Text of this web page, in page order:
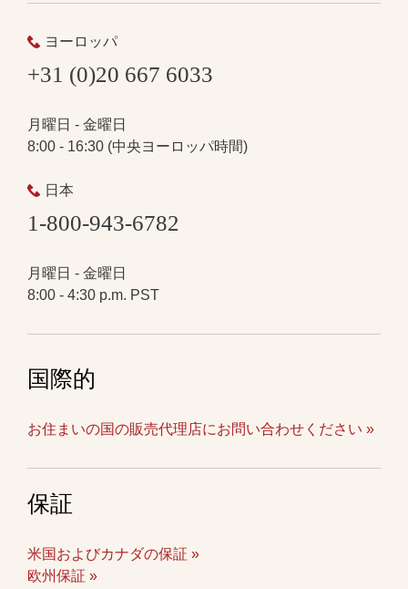
ヨーロッパ
+31 (0)20 667 6033
月曜日 - 金曜日
8:00 - 16:30 (中央ヨーロッパ時間)
日本
1-800-943-6782
月曜日 - 金曜日
8:00 - 4:30 p.m. PST
国際的
お住まいの国の販売代理店にお問い合わせください »
保証
米国およびカナダの保証 »
欧州保証 »